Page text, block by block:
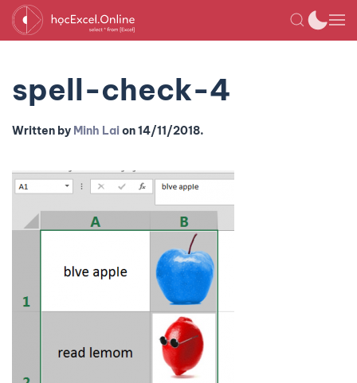
spell-check-4
Written by Minh Laion14/11/2018.